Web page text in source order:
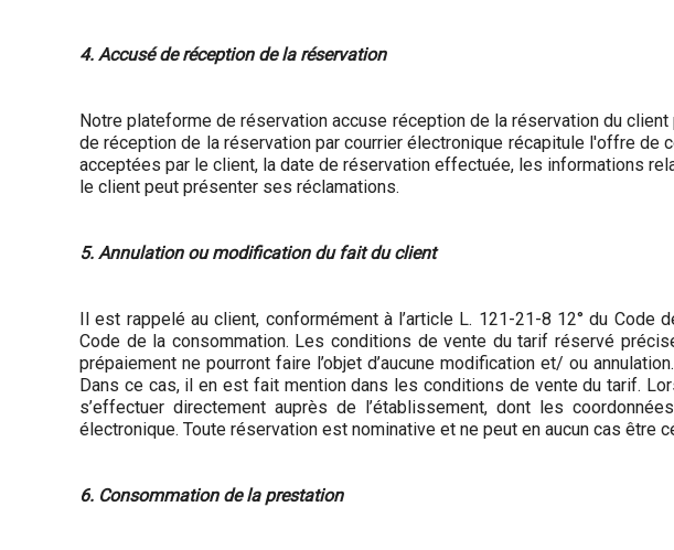
4. Accusé de réception de la réservation
Notre plateforme de réservation accuse réception de la réservation du
de réception de la réservation par courrier électronique récapitule l'offre
acceptées par le client, la date de réservation effectuée, les informations
le client peut présenter ses réclamations.
5. Annulation ou modification du fait du client
Il est rappelé au client, conformément à l’article L. 121-21-8 12° du Code
Code de la consommation. Les conditions de vente du tarif réservé
prépaiement ne pourront faire l’objet d’aucune modification et/ ou
Dans ce cas, il en est fait mention dans les conditions de vente du tarif.
s’effectuer directement auprès de l’établissement, dont les
électronique. Toute réservation est nominative et ne peut en aucun cas être
6. Consommation de la prestation